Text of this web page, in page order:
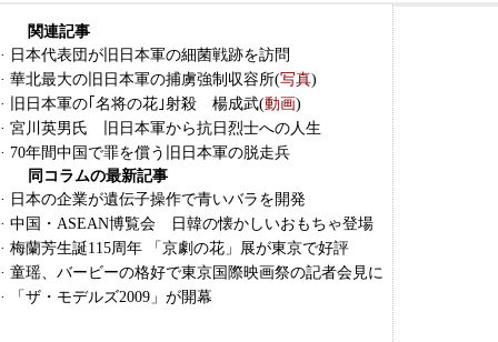
関連記事
· 日本代表団が旧日本軍の細菌戦跡を訪問
· 華北最大の旧日本軍の捕虜強制収容所(写真)
·
旧日本軍の｢名将の花｣射殺 楊成武(動画)
· 宮川英男氏 旧日本軍から抗日烈士への人生
· 70年間中国で罪を償う旧日本軍の脱走兵
同コラムの最新記事
· 日本の企業が遺伝子操作で青いバラを開発
· 中国・ASEAN博覧会 日韓の懐かしいおもちゃ登場
· 梅蘭芳生誕115周年 「京劇の花」展が東京で好評
· 童瑶、バービーの格好で東京国際映画祭の記者会見に
·
「ザ・モデルズ2009」が開幕